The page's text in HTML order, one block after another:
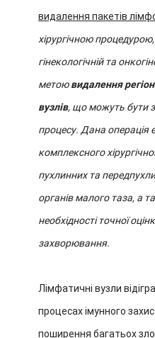
видалення пакетів
хірургічною
гінекологічній та
метоювидалення
вузлів, що можуть бути
процесу. Дана
комплексного
пухлинних та
органів малого таза, а
необхідності точної
захворювання.
Лімфатичні вузли
процесах імунного
поширення багатьох